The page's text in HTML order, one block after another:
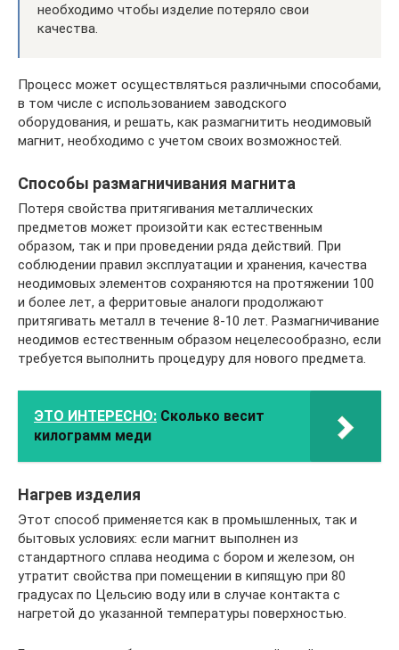
необходимо чтобы изделие потеряло свои
качества.
Процесс может осуществляться различными способами,
в том числе с использованием заводского
оборудования, и решать, как размагнитить неодимовый
магнит, необходимо с учетом своих возможностей.
Способы размагничивания магнита
Потеря свойства притягивания металлических
предметов может произойти как естественным
образом, так и при проведении ряда действий. При
соблюдении правил эксплуатации и хранения, качества
неодимовых элементов сохраняются на протяжении 100
и более лет, а ферритовые аналоги продолжают
притягивать металл в течение 8-10 лет. Размагничивание
неодимов естественным образом нецелесообразно, если
требуется выполнить процедуру для нового предмета.
ЭТО ИНТЕРЕСНО: Сколько весит
килограмм меди
Нагрев изделия
Этот способ применяется как в промышленных, так и
бытовых условиях: если магнит выполнен из
стандартного сплава неодима с бором и железом, он
утратит свойства при помещении в кипящую при 80
градусах по Цельсию воду или в случае контакта с
нагретой до указанной температуры поверхностью.